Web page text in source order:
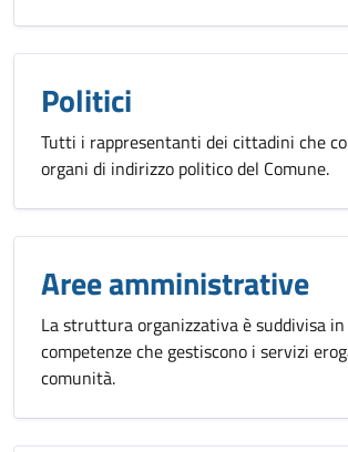
Politici
Tutti i rappresentanti dei cittadini che
organi di indirizzo politico del Comune.
Aree amministrative
La struttura organizzativa è suddivisa in
competenze che gestiscono i servizi
comunità.